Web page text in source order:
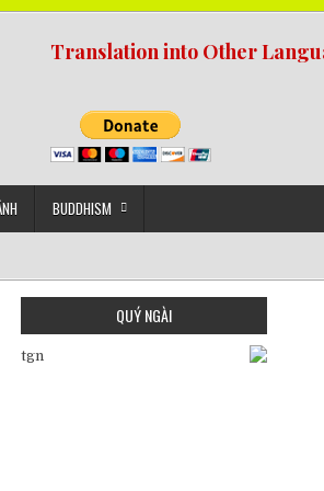
Translation into Other
BUDDHISM
QUÝ NGÀI